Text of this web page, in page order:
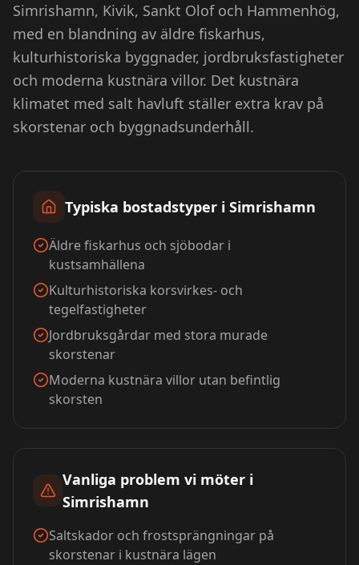
Simrishamn, Kivik, Sankt Olof och Hammenhög,
med en blandning av äldre fiskarhus,
kulturhistoriska byggnader, jordbruksfastigheter
och moderna kustnära villor. Det kustnära
klimatet med salt havluft ställer extra krav på
skorstenar och byggnadsunderhåll.
Typiska bostadstyper i Simrishamn
Äldre fiskarhus och sjöbodar i
kustsamhällena
Kulturhistoriska korsvirkes- och
tegelfastigheter
Jordbruksgårdar med stora murade
skorstenar
Moderna kustnära villor utan befintlig
skorsten
Vanliga problem vi möter i
Simrishamn
Saltskador och frostsprängningar på
skorstenar i kustnära lägen